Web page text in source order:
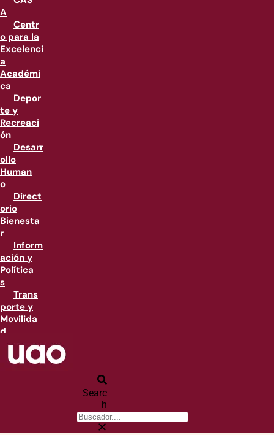
A
Centr
o para la
Excelenci
a
Académi
ca
Depor
te y
Recreaci
ón
Desarr
ollo
Human
o
Direct
orio
Bienesta
r
Inform
ación y
Política
s
Trans
porte y
Movilida
d
Searc
h